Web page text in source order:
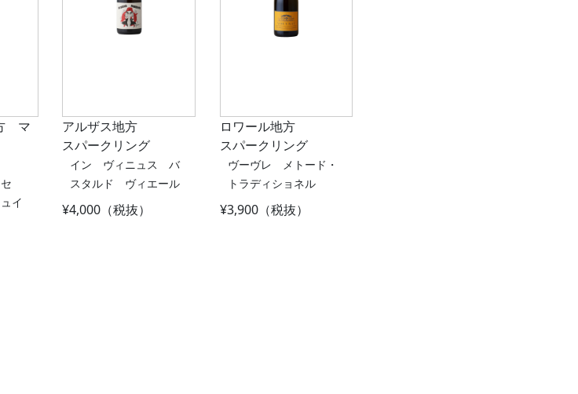
マ
セ
イ
アルザス地方
スパークリング
イン ヴィニュス バ
スタルド ヴィエール
¥4,000（税抜）
ロワール地方
スパークリング
ヴーヴレ メトード・
トラディショネル
¥3,900（税抜）